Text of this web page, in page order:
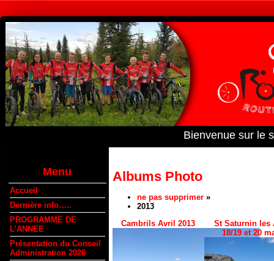
Bienvenue sur le
Menu
Accueil
Dernière info…..
PROGRAMME DE
L’ANNEE
Présentation du Conseil
Administration 2026
Albums Photo
ne pas supprimer »
2013
Cambrils Avril 2013
St Saturnin les
18/19 et 20